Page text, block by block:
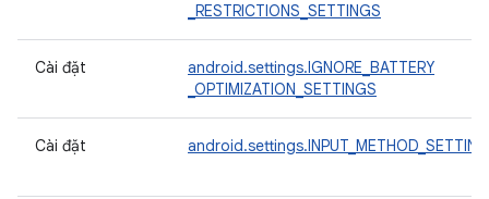
_RESTRICTIONS_SETTINGS
Cài đặt
android.settings.IGNORE_BATTERY
_OPTIMIZATION_SETTINGS
Cài đặt